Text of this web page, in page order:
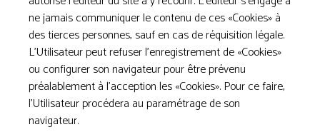
ne jamais communiquer le contenu de ces «Cookies» à
des tierces personnes, sauf en cas de réquisition légale.
L’Utilisateur peut refuser l’enregistrement de «Cookies»
ou configurer son navigateur pour être prévenu
préalablement à l’acception les «Cookies». Pour ce faire,
l’Utilisateur procédera au paramétrage de son
navigateur.